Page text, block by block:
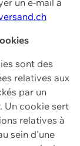
sont des
relatives aux
par un
Un cookie sert
relatives à
sein d'une